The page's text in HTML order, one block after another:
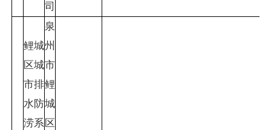
司
鲤城
区城
市排
水防
涝系
泉
州
市
鲤
城
区